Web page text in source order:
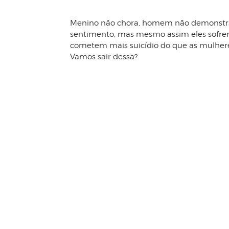
Menino não chora, homem não
sentimento, mas mesmo assim eles
cometem mais suicídio do que as
Vamos sair dessa?